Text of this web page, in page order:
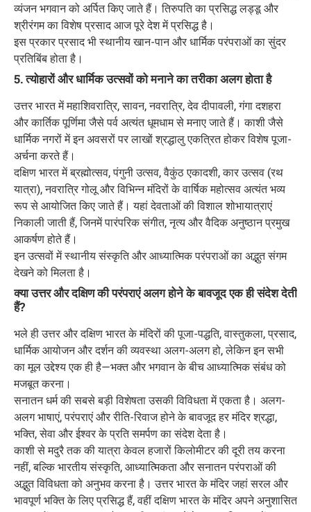
व्यंजन भगवान को अर्पित किए जाते हैं। तिरुपति का प्रसिद्ध लड्डू और
श्रीरंगम का विशेष प्रसाद आज पूरे देश में प्रसिद्ध है।
इस प्रकार प्रसाद भी स्थानीय खान-पान और धार्मिक परंपराओं का सुंदर
प्रतिबिंब होता है।
5. त्योहारों और धार्मिक उत्सवों को मनाने का तरीका अलग होता है
उत्तर भारत में महाशिवरात्रि, सावन, नवरात्रि, देव दीपावली, गंगा दशहरा
और कार्तिक पूर्णिमा जैसे पर्व अत्यंत धूमधाम से मनाए जाते हैं। काशी जैसे
धार्मिक नगरों में इन अवसरों पर लाखों श्रद्धालु एकत्रित होकर विशेष पूजा-
अर्चना करते हैं।
दक्षिण भारत में ब्रह्मोत्सव, पंगुनी उत्सव, वैकुंठ एकादशी, कार उत्सव (रथ
यात्रा), नवरात्रि गोलू और विभिन्न मंदिरों के वार्षिक महोत्सव अत्यंत भव्य
रूप से आयोजित किए जाते हैं। यहां देवताओं की विशाल शोभायात्राएं
निकाली जाती हैं, जिनमें पारंपरिक संगीत, नृत्य और वैदिक अनुष्ठान प्रमुख
आकर्षण होते हैं।
इन उत्सवों में स्थानीय संस्कृति और आध्यात्मिक परंपराओं का अद्भुत संगम
देखने को मिलता है।
क्या उत्तर और दक्षिण की परंपराएं अलग होने के बावजूद एक ही संदेश देती
हैं?
भले ही उत्तर और दक्षिण भारत के मंदिरों की पूजा-पद्धति, वास्तुकला, प्रसाद,
धार्मिक आयोजन और दर्शन की व्यवस्था अलग-अलग हो, लेकिन इन सभी
का मूल उद्देश्य एक ही है—भक्त और भगवान के बीच आध्यात्मिक संबंध को
मजबूत करना।
सनातन धर्म की सबसे बड़ी विशेषता उसकी विविधता में एकता है। अलग-
अलग भाषाएं, परंपराएं और रीति-रिवाज होने के बावजूद हर मंदिर श्रद्धा,
भक्ति, सेवा और ईश्वर के प्रति समर्पण का संदेश देता है।
काशी से मदुरै तक की यात्रा केवल हजारों किलोमीटर की दूरी तय करना
नहीं, बल्कि भारतीय संस्कृति, आध्यात्मिकता और सनातन परंपराओं की
अद्भुत विविधता को अनुभव करना है। उत्तर भारत के मंदिर जहां सरल और
भावपूर्ण भक्ति के लिए प्रसिद्ध हैं, वहीं दक्षिण भारत के मंदिर अपने अनुशासित